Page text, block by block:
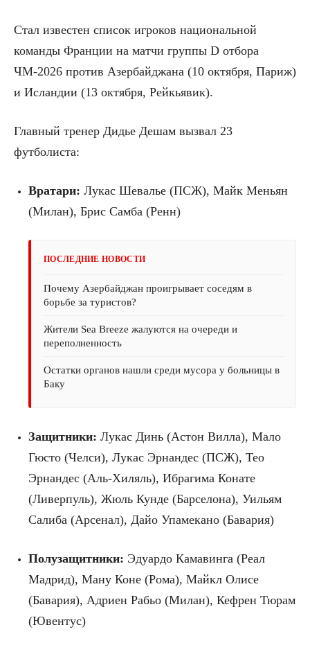
Стал известен список игроков национальной
команды Франции на матчи группы D отбора
ЧМ-2026 против Азербайджана (10 октября, Париж)
и Исландии (13 октября, Рейкьявик).
Главный тренер Дидье Дешам вызвал 23
футболиста:
Вратари: Лукас Шевалье (ПСЖ), Майк Меньян
(Милан), Брис Самба (Ренн)
ПОСЛЕДНИЕ НОВОСТИ
Почему Азербайджан проигрывает соседям в
борьбе за туристов?
Жители Sea Breeze жалуются на очереди и
переполненность
Остатки органов нашли среди мусора у больницы в
Баку
Защитники: Лукас Динь (Астон Вилла), Мало
Гюсто (Челси), Лукас Эрнандес (ПСЖ), Тео
Эрнандес (Аль-Хиляль), Ибрагима Конате
(Ливерпуль), Жюль Кунде (Барселона), Уильям
Салиба (Арсенал), Дайо Упамекано (Бавария)
Полузащитники: Эдуардо Камавинга (Реал
Мадрид), Ману Коне (Рома), Майкл Олисе
(Бавария), Адриен Рабьо (Милан), Кефрен Тюрам
(Ювентус)